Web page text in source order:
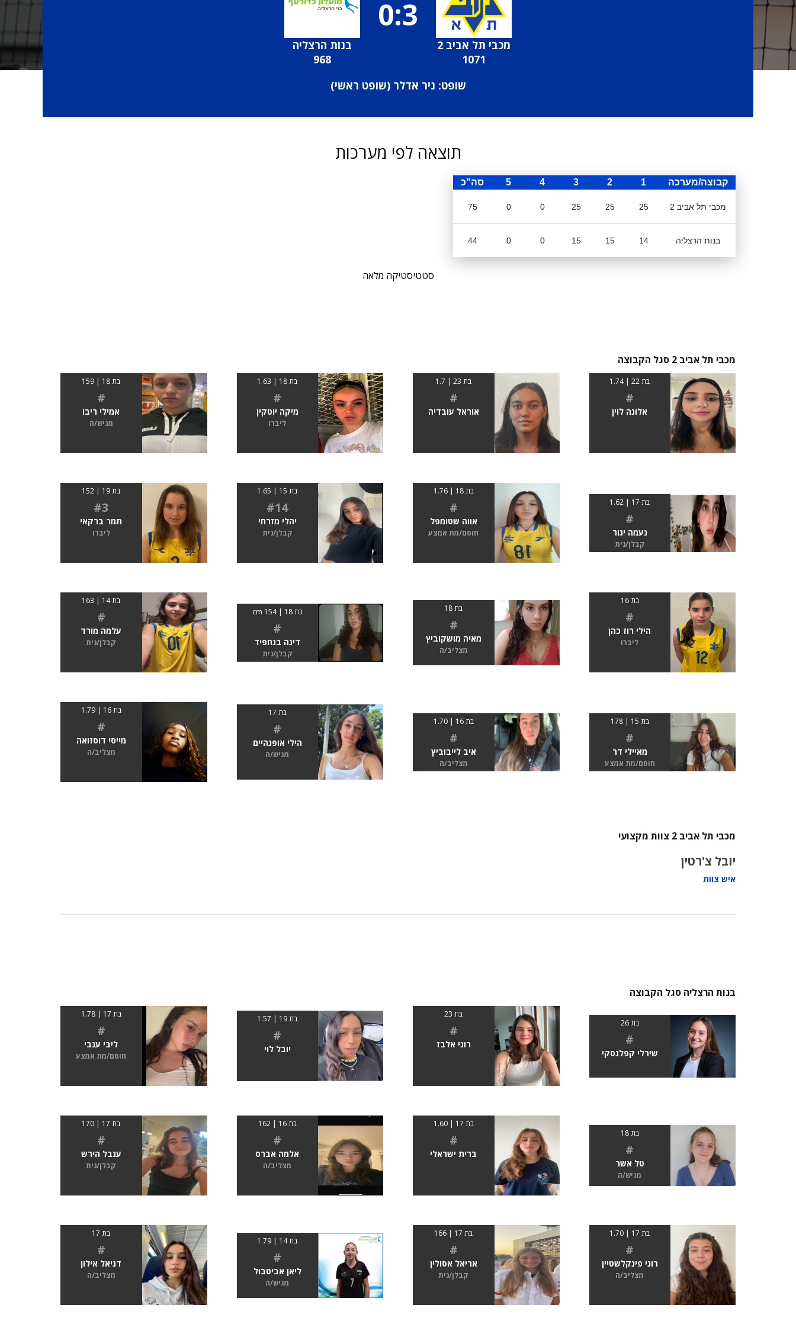
מכבי תל אביב 2
1071
0:3
בנות הרצליה
968
שופט: ניר אדלר (שופט ראשי)
תוצאה לפי מערכות
קבוצה/מערכה 1
2
3
4
5 סה"כ
מכבי תל אביב 2 25
25
25
0
0
75
בנות הרצליה 14
15
15
0
0
44
סטטיסטיקה מלאה
מכבי תל אביב 2 סגל הקבוצה
בת 22 | 1.74
#
אלונה לוין
בת 23 | 1.7
#
אוראל עובדיה
בת 18 | 1.63
#
מיקה יוטקין
ליברו
בת 18 | 159
#
אמילי ריבו
מגיש/ה
בת 17 | 1.62
#
נעמה יגור
קבלן/נית
בת 18 | 1.76
#
אווה שטומפל
חוסם/מת אמצע
בת 15 | 1.65
#14
יהלי מזרחי
קבלן/נית
בת 19 | 152
#3
תמר ברקאי
ליברו
בת 16
#
הילי רוז כהן
ליברו
בת 18
#
מאיה מושקוביץ
מצליב/ה
בת 18 | 154 cm
#
דינה בנחפיד
קבלן/נית
בת 14 | 163
#
עלמה מורד
קבלן/נית
בת 15 | 178
#
מאיילי דר
חוסם/מת אמצע
בת 16 | 1.70
#
איב לייבוביץ
מצליב/ה
בת 17
#
הילי אופנהיים
מגיש/ה
בת 16 | 1.79
#
מייסי דוסזואה
מצליב/ה
מכבי תל אביב 2 צוות מקצועי
יובל צ'רטין
איש צוות
בנות הרצליה סגל הקבוצה
בת 26
#
שירלי קפלנסקי
בת 23
#
רוני אלבז
בת 19 | 1.57
#
יובל לוי
בת 17 | 1.78
#
ליבי ענבי
חוסם/מת אמצע
בת 18
#
טל אשר
מגיש/ה
בת 17 | 1.60
#
ברית ישראלי
בת 16 | 162
#
אלמה אברס
מצליב/ה
בת 17 | 170
#
ענבל הירש
קבלן/נית
בת 17 | 1.70
#
רוני פינקלשטיין
מצליב/ה
בת 17 | 166
#
אריאל אסולין
קבלן/נית
בת 14 | 1.79
#
ליאן אביטבול
מגיש/ה
בת 17
#
דניאל אילון
מצליב/ה